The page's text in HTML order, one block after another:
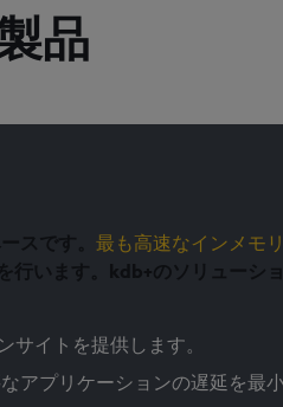
品
スです。 最も高速なインメモ
います。kdb+のソリューシ
イトを提供します。
アプリケーションの遅延を最小